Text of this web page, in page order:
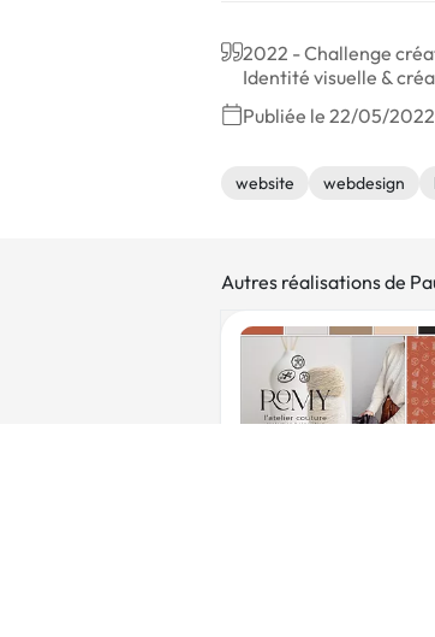
2022 - Challenge
Identité visuelle &
Publiée le 22/05/2022
website webdesign
Autres réalisations de